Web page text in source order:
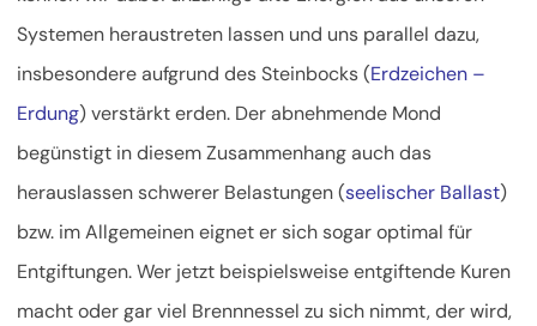
Systemen heraustreten lassen und uns parallel dazu,
insbesondere aufgrund des Steinbocks (Erdzeichen –
Erdung) verstärkt erden. Der abnehmende Mond
begünstigt in diesem Zusammenhang auch das
herauslassen schwerer Belastungen (seelischer Ballast)
bzw. im Allgemeinen eignet er sich sogar optimal für
Entgiftungen. Wer jetzt beispielsweise entgiftende Kuren
macht oder gar viel Brennnessel zu sich nimmt, der wird,